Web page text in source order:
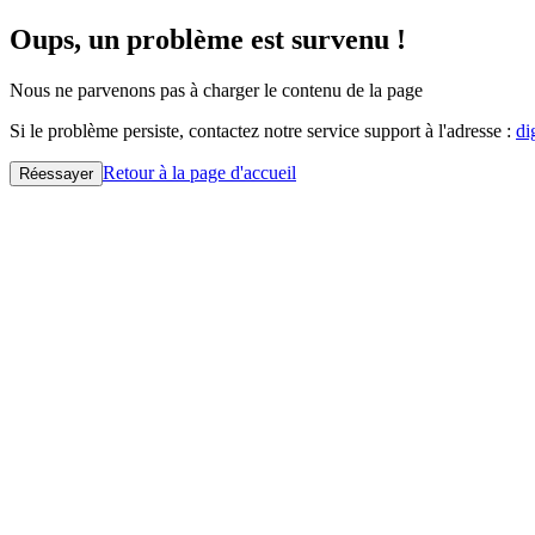
Oups, un problème est survenu !
Nous ne parvenons pas à charger le contenu de la page
Si le problème persiste, contactez notre service support à l'adresse :
Réessayer Retour à la page d'accueil